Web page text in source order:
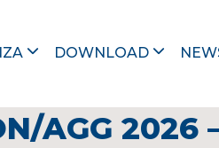
DOWNLOAD
AGG 2026